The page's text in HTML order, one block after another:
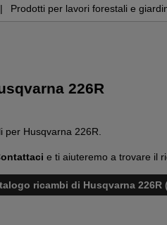
Prodotti per lavori forestali e
226R
per Husqvarna 226R.
e ti aiuteremo a trovare il
ricambi di Husqvarna 226R